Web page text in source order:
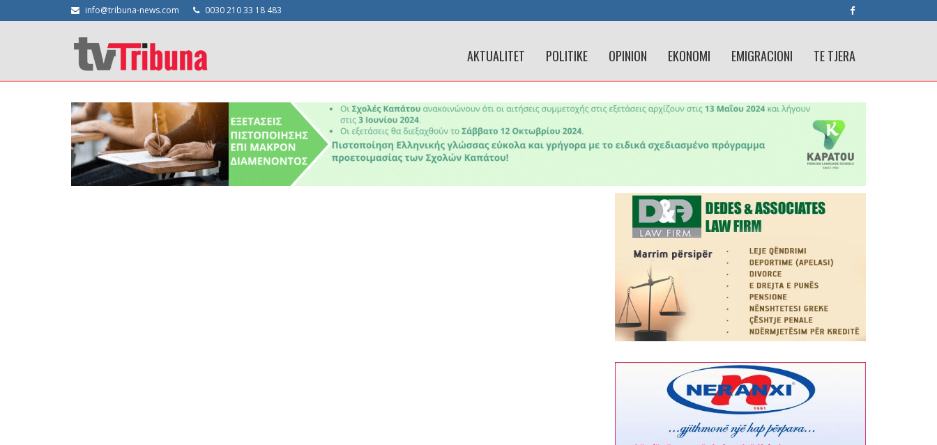
info@tribuna-news.com 0030 210 33 18 483
AKTUALITET POLITIKE OPINION EKONOMI EMIGRACIONI TE TJERA